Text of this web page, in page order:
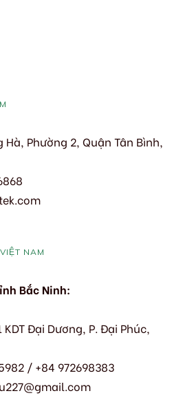
Phường 2, Quận Tân Bình,
NAM
Bắc Ninh:
Đại Dương, P. Đại Phúc,
/ +84 972698383